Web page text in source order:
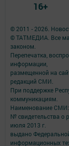
© 2011 - 2026.
© ТАТМЕДИА. Все
законом.
Перепечатка,
информации,
размещенной на
редакций СМИ.
При поддержке
коммуникациям.
Наименование СМИ:
№ свидетельства о
июля 2013 г.
выдано
информационных
16+